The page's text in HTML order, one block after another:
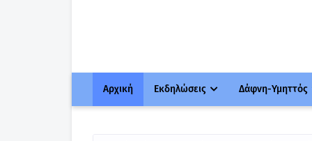
Αρχική Εκδηλώσεις Δάφνη-Υμηττός